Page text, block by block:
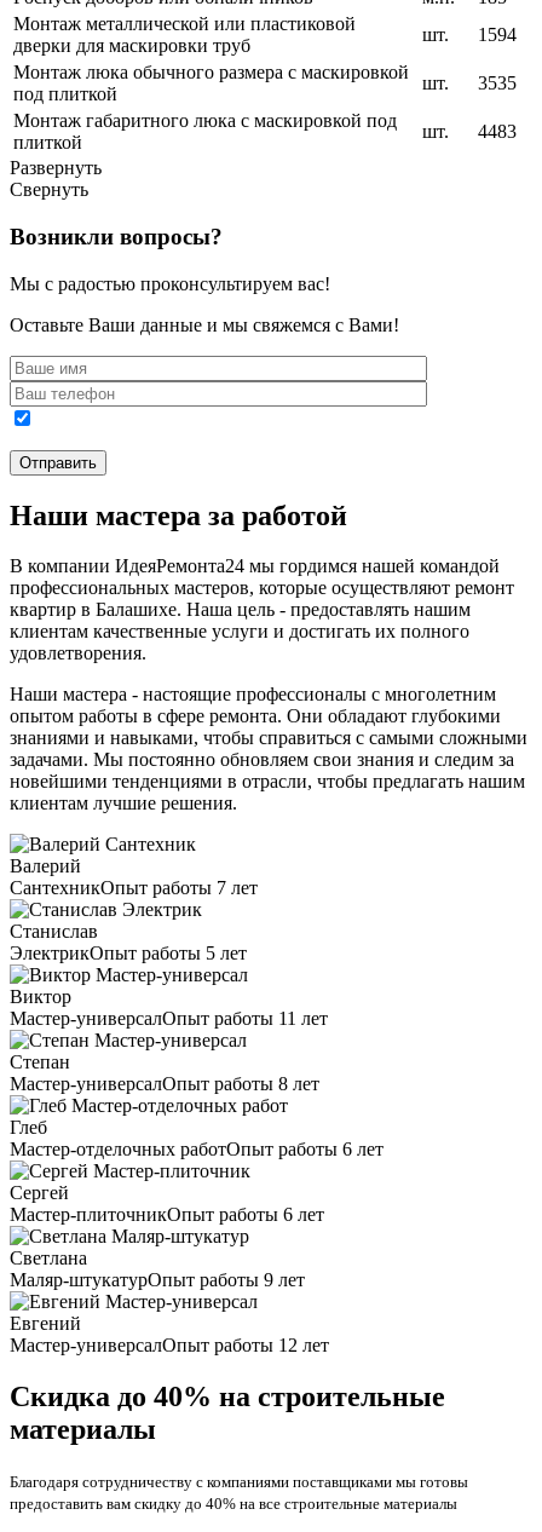
Монтаж металлической или пластиковой
дверки для маскировки труб
шт.
1594
Монтаж люка обычного размера с маскировкой
под плиткой
шт.
3535
Монтаж габаритного люка с маскировкой под
плиткой
шт.
4483
Развернуть
Свернуть
Возникли вопросы?
Мы с радостью проконсультируем вас!
Оставьте Ваши данные и мы свяжемся с Вами!
Наши мастера за работой
В компании ИдеяРемонта24 мы гордимся нашей командой
профессиональных мастеров, которые осуществляют ремонт
квартир в Балашихе. Наша цель - предоставлять нашим
клиентам качественные услуги и достигать их полного
удовлетворения.
Наши мастера - настоящие профессионалы с многолетним
опытом работы в сфере ремонта. Они обладают глубокими
знаниями и навыками, чтобы справиться с самыми сложными
задачами. Мы постоянно обновляем свои знания и следим за
новейшими тенденциями в отрасли, чтобы предлагать нашим
клиентам лучшие решения.
Валерий
СантехникОпыт работы 7 лет
Станислав
ЭлектрикОпыт работы 5 лет
Виктор
Мастер-универсалОпыт работы 11 лет
Степан
Мастер-универсалОпыт работы 8 лет
Глеб
Мастер-отделочных работОпыт работы 6 лет
Сергей
Мастер-плиточникОпыт работы 6 лет
Светлана
Маляр-штукатурОпыт работы 9 лет
Евгений
Мастер-универсалОпыт работы 12 лет
Скидка до 40% на строительные
материалы
Благодаря сотрудничеству с компаниями поставщиками мы готовы
предоставить вам скидку до 40% на все строительные материалы